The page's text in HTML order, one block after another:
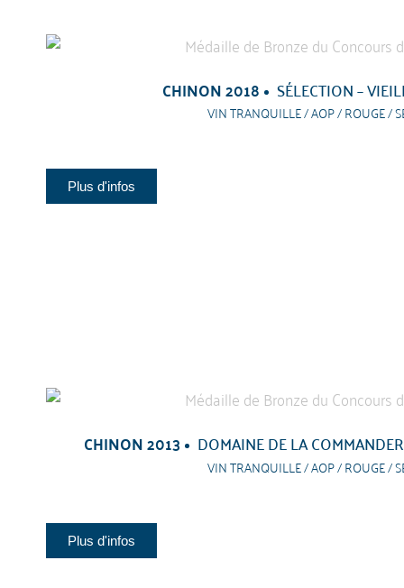
CHINON 2018 SÉLECTION –
VIN TRANQUILLE / AOP / ROUGE /
Plus d'infos
CHINON 2013 DOMAINE DE LA
VIN TRANQUILLE / AOP / ROUGE /
Plus d'infos